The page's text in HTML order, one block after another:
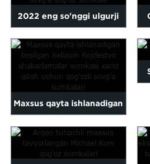
Georgian
Hawaiian
Icelandic
Kazakh
Malayalam
Pashto
Sesotho
2022 eng so'nggi ulgurji
Fancy Exquisite noyob Gi...
Maxsus qayta ishlanadigan
bosilgan Xellouin
Rojdestvo ...